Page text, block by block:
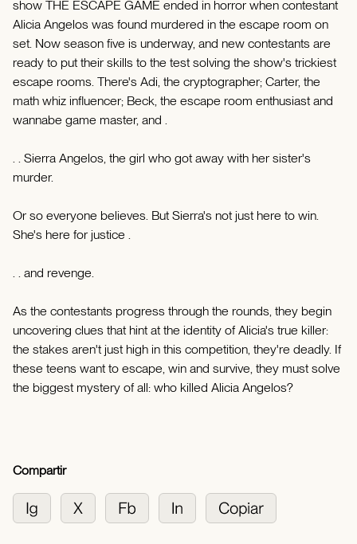
show THE ESCAPE GAME ended in horror when contestant
Alicia Angelos was found murdered in the escape room on
set. Now season five is underway, and new contestants are
ready to put their skills to the test solving the show's trickiest
escape rooms. There's Adi, the cryptographer; Carter, the
math whiz influencer; Beck, the escape room enthusiast and
wannabe game master, and .
. . Sierra Angelos, the girl who got away with her sister's
murder.
Or so everyone believes. But Sierra's not just here to win.
She's here for justice .
. . and revenge.
As the contestants progress through the rounds, they begin
uncovering clues that hint at the identity of Alicia's true killer:
the stakes aren't just high in this competition, they're deadly. If
these teens want to escape, win and survive, they must solve
the biggest mystery of all: who killed Alicia Angelos?
Compartir